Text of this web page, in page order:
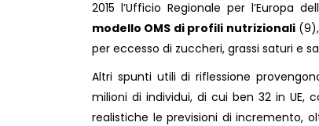
2015 l’Ufficio Regionale per l’Europa
modello OMS di profili nutrizionali(9),
per eccesso di zuccheri, grassi saturi e
Altri spunti utili di riflessione
milioni di individui, di cui ben 32 in UE,
realistiche le previsioni di incremento,